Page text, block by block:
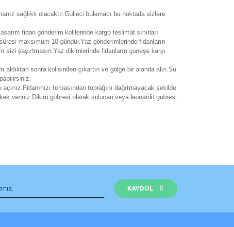
sağlıklı olacaktır.Gülleci bulamacı bu noktada sizlere
fidan gönderim kolilerinde kargo teslimat sınırları
maksimum 10 gündür.Yaz gönderimlerinde fidanların
sizi şaşırtmasın.Yaz dikimlerinde fidanların güneşe karşı
aldıktan sonra kolisinden çıkartın ve gölge bir alanda alın.Su
torbasından toprağını dağıtmayacak şekilde
veriniz.Dikim gübresi olarak solucan veya leonardit gübresi
KAYDOL